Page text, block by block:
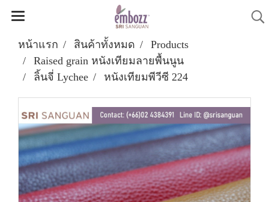
หน้าแรก สินค้าทั้งหมด
Products
Raised grain หนังเทียมลายพื้นนูน
ลิ้นจี่ Lychee
หนังเทียมพีวีซี 224